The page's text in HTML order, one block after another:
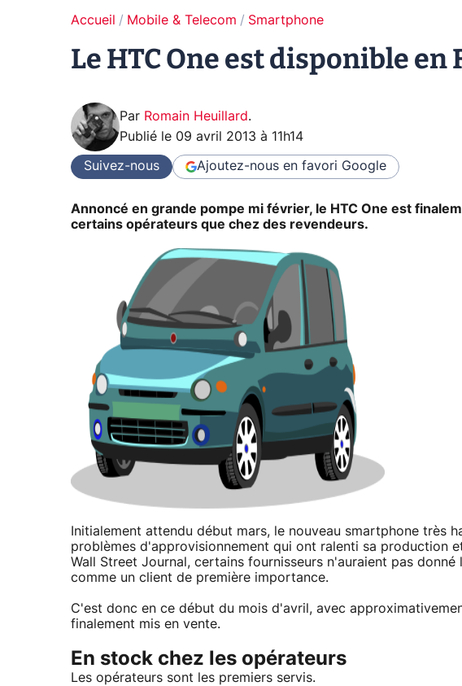
Accueil Mobile & Telecom Smartphone
Le HTC One est disponible en
Par Romain Heuillard.
Publié le 09 avril 2013 à 11h14
Suivez-nous Ajoutez-nous en favori Google
Annoncé en grande pompe mi février, le HTC One est
certains opérateurs que chez des revendeurs.
Initialement attendu début mars, le nouveau smartphone très
problèmes d'approvisionnement qui ont ralenti sa production
Wall Street Journal, certains fournisseurs n'auraient pas
comme un client de première importance.
C'est donc en ce début du mois d'avril, avec
finalement mis en vente.
En stock chez les opérateurs
Les opérateurs sont les premiers servis.